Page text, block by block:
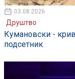
03.08.2026
Друштво
Кумановски -
подсетник